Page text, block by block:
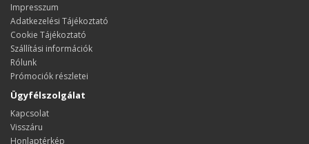
Impresszum
Adatkezelési Tájékoztató
Cookie Tájékoztató
Szállítási információk
Rólunk
Prómociók részletei
Ügyfélszolgálat
Kapcsolat
Visszáru
Honlaptérkép